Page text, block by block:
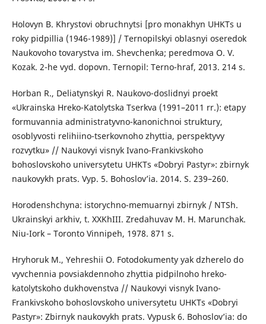
Holovyn B. Khrystovi obruchnytsi [pro monakhyn UHKTs u
roky pidpillia (1946-1989)] / Ternopilskyi oblasnyi oseredok
Naukovoho tovarystva im. Shevchenka; peredmova O. V.
Kozak. 2-he vyd. dopovn. Ternopil: Terno-hraf, 2013. 214 s.
Horban R., Deliatynskyi R. Naukovo-doslidnyi proekt
«Ukrainska Hreko-Katolytska Tserkva (1991–2011 rr.): etapy
formuvannia administratyvno-kanonichnoi struktury,
osoblyvosti relihiino-tserkovnoho zhyttia, perspektyvy
rozvytku» // Naukovyi visnyk Ivano-Frankivskoho
bohoslovskoho universytetu UHKTs «Dobryi Pastyr»: zbirnyk
naukovykh prats. Vyp. 5. Bohoslov’ia. 2014. S. 239–260.
Horodenshchyna: istorychno-memuarnyi zbirnyk / NTSh.
Ukrainskyi arkhiv, t. XXKhIII. Zredahuvav M. H. Marunchak.
Niu-Iork – Toronto Vinnipeh, 1978. 871 s.
Hryhoruk M., Yehreshii O. Fotodokumenty yak dzherelo do
vyvchennia povsiakdennoho zhyttia pidpilnoho hreko-
katolytskoho dukhovenstva // Naukovyi visnyk Ivano-
Frankivskoho bohoslovskoho universytetu UHKTs «Dobryi
Pastyr»: Zbirnyk naukovykh prats. Vypusk 6. Bohoslov’ia: do